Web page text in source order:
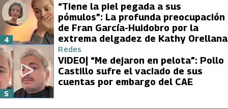
“Tiene la piel pegada a sus
pómulos”: La profunda preocupación
de Fran García-Huidobro por la
extrema delgadez de Kathy Orellana
4
Redes
VIDEO| “Me dejaron en pelota”: Pollo
Castillo sufre el vaciado de sus
cuentas por embargo del CAE
5